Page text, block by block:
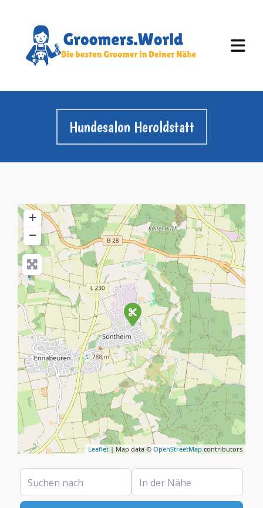
Hundesalon Heroldstatt
+
−
Leaflet | Map data © OpenStreetMap contributors
Suchen nach In der Nähe